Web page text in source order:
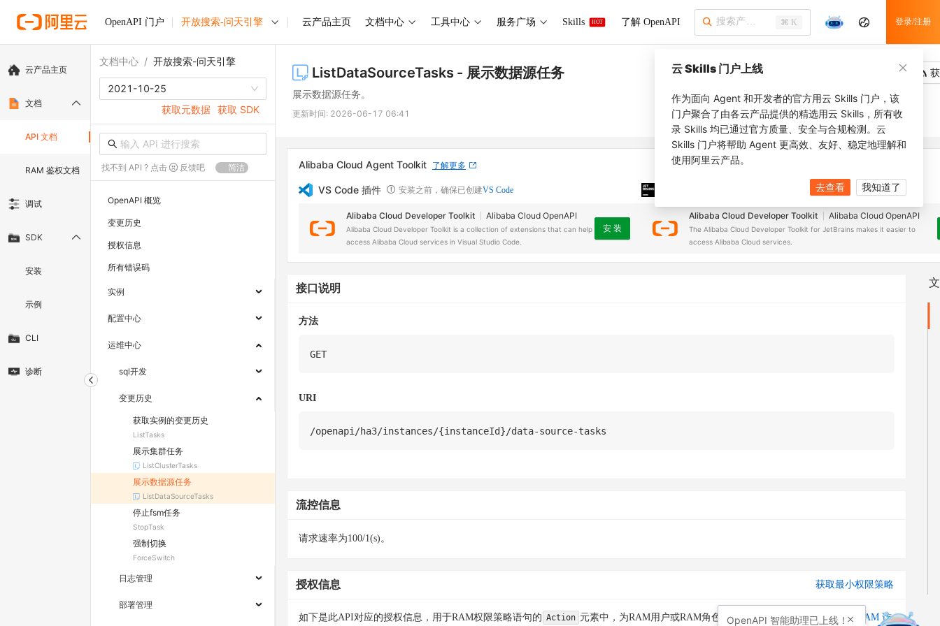
OpenAPI 门户 开放搜索-问天引擎 云产品主页 文档中心 工具中心 服务广场 Skills HOT 了解 OpenAPI ⌘ K 登录/注册
云产品主页
文档
API 文档
RAM 鉴权文档
调试
SDK
安装
示例
CLI
诊断
文档中心 / 开放搜索-问天引擎
2021-10-25
获取元数据 获取 SDK
找不到 API ? 点击 反馈吧 简洁
OpenAPI 概览
变更历史
授权信息
所有错误码
实例
配置中心
运维中心
sql开发
变更历史
获取实例的变更历史
ListTasks
展示集群任务
ListClusterTasks
展示数据源任务
ListDataSourceTasks
停止fsm任务
StopTask
强制切换
ForceSwitch
日志管理
部署管理
ListDataSourceTasks - 展示数据源任务
展示数据源任务。
更新时间: 2026-06-17 06:41
Alibaba Cloud Agent Toolkit 了解更多
VS Code 插件 安装之前，确保已创建VS Code
Alibaba Cloud Developer Toolkit Alibaba Cloud OpenAPI
Alibaba Cloud Developer Toolkit is a collection of extensions that can help
access Alibaba Cloud services in Visual Studio Code.
安 装
安装之前，确保已创建JetBrains IDE
Alibaba Cloud Developer Toolkit Alibaba Cloud OpenAPI
The Alibaba Cloud Developer Toolkit for JetBrains makes it easier to
access Alibaba Cloud services.
接口说明
方法
GET
URI
/openapi /ha3/instances/{instanceId}/data-source-
流控信息
请求速率为100/1(s)。
授权信息 获取最小权限策略
如下是此API对应的授权信息，用于RAM权限策略语句的 Action 元素中，为RAM用户或RAM角色授予调用此API的权限。请通过 RAM 访
云 Skills 门户上线
作为面向 Agent 和开发者的官方用云 Skills 门户，该
门户聚合了由各云产品提供的精选用云 Skills，所有收
录 Skills 均已通过官方质量、安全与合规检测。云
Skills 门户将帮助 Agent 更高效、友好、稳定地理解和
使用阿里云产品。
去查看 我知道了
OpenAPI 智能助理已上线！